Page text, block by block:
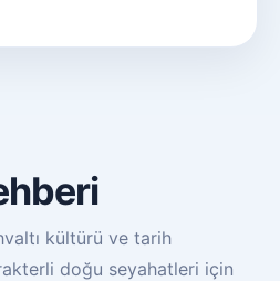
kültürü ve tarih
doğu seyahatleri için